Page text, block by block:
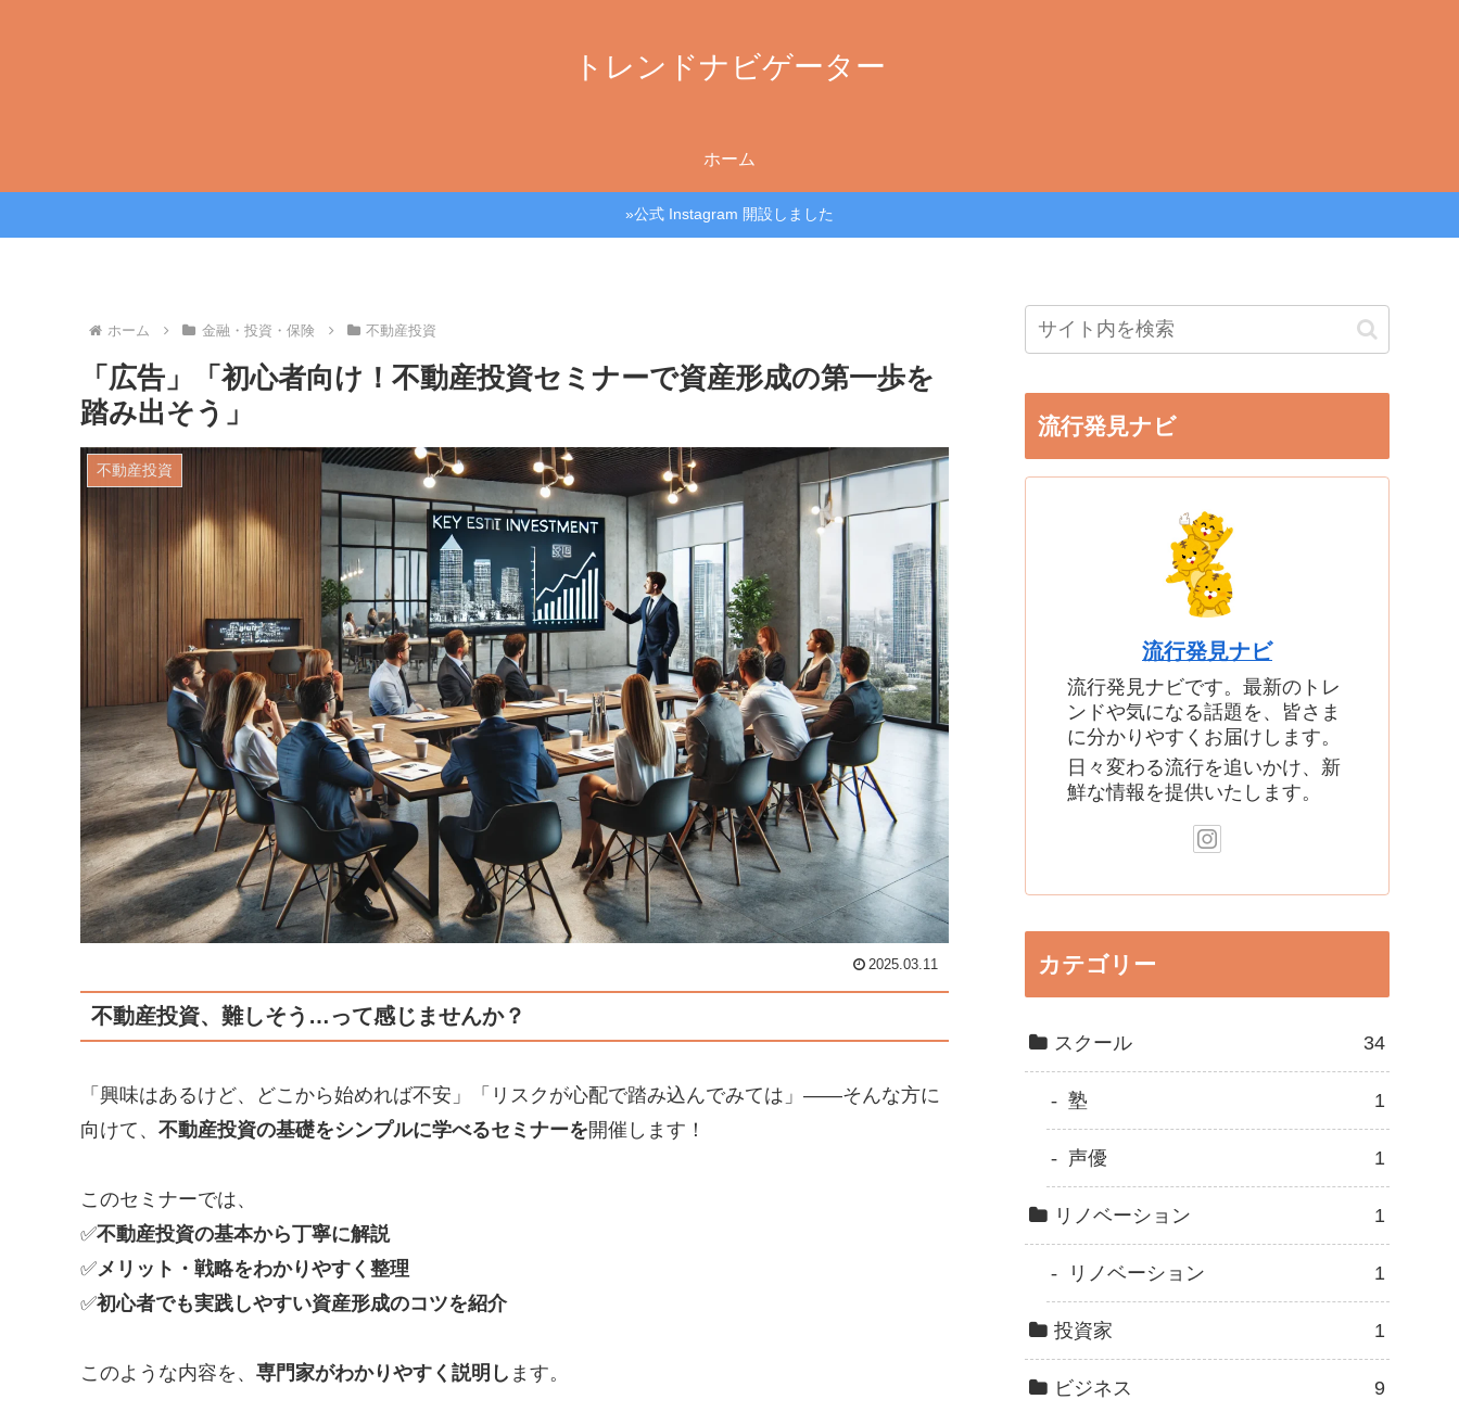
トレンドナビゲーター
ホーム
»公式 Instagram 開設しました
ホーム 金融・投資・保険 不動産投資
「広告」「初心者向け！不動産投資セミナーで資産形成の第一歩を
踏み出そう」
不動産投資
2025.03.11
不動産投資、難しそう…って感じませんか？
「興味はあるけど、どこから始めれば不安」「リスクが心配で踏み込んでみては」――そんな方に
向けて、 不動産投資の基礎をシンプルに学べるセミナーを開催します！
このセミナーでは、
✅不動産投資の基本から丁寧に解説
✅メリット・戦略をわかりやすく整理
✅初心者でも実践しやすい資産形成のコツを紹介
このような内容を、 専門家がわかりやすく説明し ます。
流行発見ナビ
流行発見ナビ
流行発見ナビです。最新のトレ
ンドや気になる話題を、皆さま
に分かりやすくお届けします。
日々変わる流行を追いかけ、新
鮮な情報を提供いたします。
カテゴリー
スクール 34
塾 1
声優 1
リノベーション 1
リノベーション 1
投資家 1
ビジネス 9